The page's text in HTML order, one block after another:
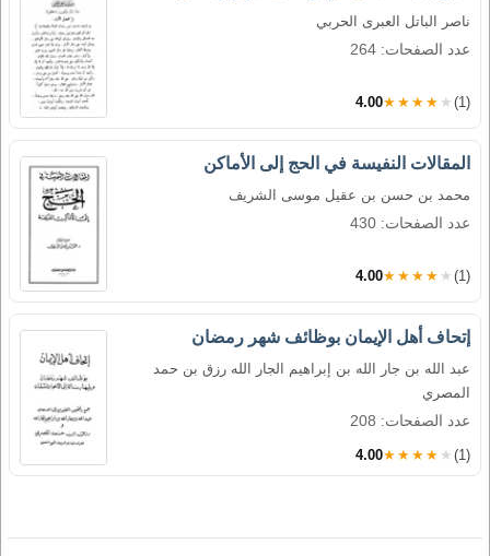
ناصر الباتل العبرى الحربي
عدد الصفحات: 264
4.00★★★★★ (1)
المقالات النفيسة في الحج إلى الأماكن
محمد بن حسن بن عقيل موسى الشريف
عدد الصفحات: 430
4.00★★★★★ (1)
إتحاف أهل الإيمان بوظائف شهر رمضان
عبد الله بن جار الله بن إبراهيم الجار الله رزق بن حمد
المصري
عدد الصفحات: 208
4.00★★★★★ (1)